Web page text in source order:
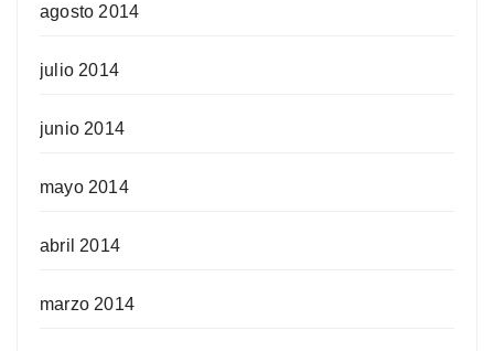
agosto 2014
julio 2014
junio 2014
mayo 2014
abril 2014
marzo 2014